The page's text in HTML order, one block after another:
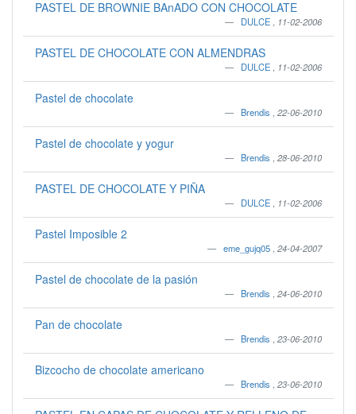
PASTEL DE BROWNIE BAnADO CON CHOCOLATE
DULCE 11-02-2006
PASTEL DE CHOCOLATE CON ALMENDRAS
DULCE 11-02-2006
Pastel de chocolate
Brendis 22-06-2010
Pastel de chocolate y yogur
Brendis 28-06-2010
PASTEL DE CHOCOLATE Y PIÑA
DULCE 11-02-2006
Pastel Imposible 2
eme_gujq05 24-04-2007
Pastel de chocolate de la pasión
Brendis 24-06-2010
Pan de chocolate
Brendis 23-06-2010
Bizcocho de chocolate americano
Brendis 23-06-2010